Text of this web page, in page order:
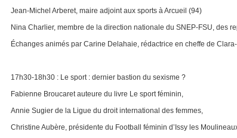
Jean-Michel Arberet, maire adjoint aux sports à Arcueil (94)
Nina Charlier, membre de la direction nationale du SNEP-FSU, des
Échanges animés par Carine Delahaie, rédactrice en cheffe de
17h30-18h30 : Le sport : dernier bastion du sexisme ?
Fabienne Broucaret auteure du livre Le sport féminin,
Annie Sugier de la Ligue du droit international des femmes,
Christine Aubère, présidente du Football féminin d’Issy les